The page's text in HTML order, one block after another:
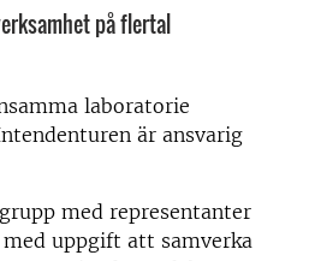
på flertal
laboratorie
är ansvarig
med representanter
uppgift att samverka